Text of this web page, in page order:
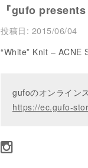
『gufo
投稿日: 2015/06/04
“White” Knit –
gufoのオンライン
https://ec.gufo-